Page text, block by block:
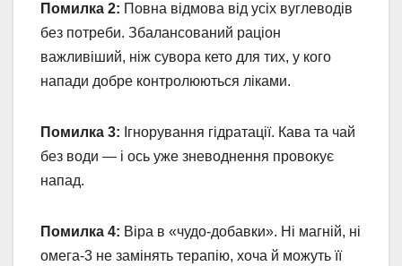
Помилка 2: Повна відмова від усіх вуглеводів
без потреби. Збалансований раціон
важливіший, ніж сувора кето для тих, у кого
напади добре контролюються ліками.
Помилка 3: Ігнорування гідратації. Кава та чай
без води — і ось уже зневоднення провокує
напад.
Помилка 4: Віра в «чудо-добавки». Ні магній, ні
омега-3 не замінять терапію, хоча й можуть її